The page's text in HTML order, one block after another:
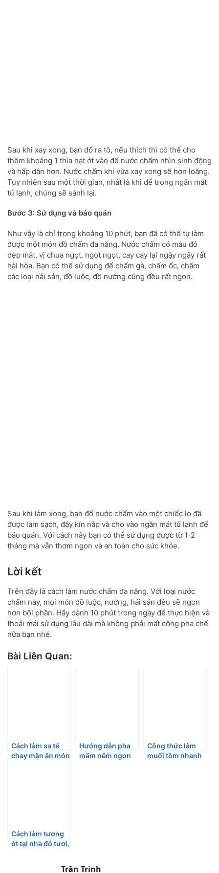
Sau khi xay xong, bạn đổ ra tô, nếu thích thì có thể cho
thêm khoảng 1 thìa hạt ớt vào để nước chấm nhìn sinh động
và hấp dẫn hơn. Nước chấm khi vừa xay xong sẽ hơn loãng.
Tuy nhiên sau một thời gian, nhất là khi để trong ngăn mát
tủ lạnh, chúng sẽ sánh lại.
Bước 3: Sử dụng và bảo quản
Như vậy là chỉ trong khoảng 10 phút, bạn đã có thể tự làm
được một món đồ chấm đa năng. Nước chấm có màu đỏ
đẹp mắt, vị chua ngọt, ngọt ngọt, cay cay lại ngậy ngậy rất
hài hòa. Bạn có thể sử dụng để chấm gà, chấm ốc, chấm
các loại hải sản, đồ luộc, đồ nướng cũng đều rất ngon.
Sau khi làm xong, bạn đổ nước chấm vào một chiếc lọ đã
được làm sạch, đậy kín nắp và cho vào ngăn mát tủ lạnh để
bảo quản. Với cách này bạn có thể sử dụng được từ 1-2
tháng mà vẫn thơm ngon và an toàn cho sức khỏe.
Lời kết
Trên đây là cách làm nước chấm đa năng. Với loại nước
chấm này, mọi món đồ luộc, nướng, hải sản đều sẽ ngon
hơn bội phần. Hãy dành 10 phút trong ngày để thực hiện và
thoải mái sử dụng lâu dài mà không phải mất công pha chế
nữa bạn nhé.
Bài Liên Quan:
Cách làm sa tế
chay mặn ăn món
Hướng dẫn pha
mắm nêm ngon
Công thức làm
muối tôm nhanh
Cách làm tương
ớt tại nhà đỏ tươi,
Trần Trinh